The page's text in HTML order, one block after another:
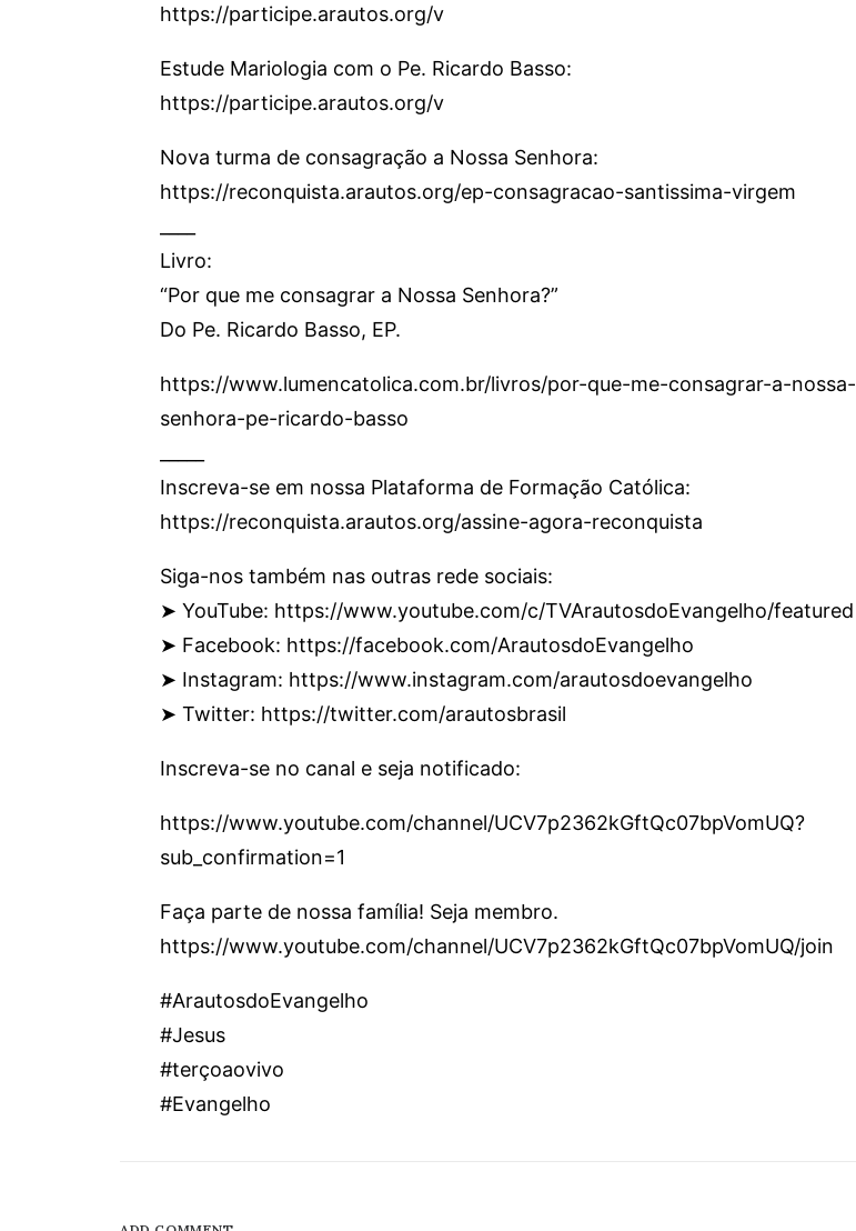
https://participe.arautos.org/v
Estude Mariologia com o Pe. Ricardo Basso:
https://participe.arautos.org/v
Nova turma de consagração a Nossa Senhora:
https://reconquista.arautos.org/ep-consagracao-santissima-virgem
Livro:
“Por que me consagrar a Nossa Senhora?”
Do Pe. Ricardo Basso, EP.
https://www.lumencatolica.com.br/livros/por-que-me-consagrar-a-nossa-
senhora-pe-ricardo-basso
Inscreva-se em nossa Plataforma de Formação Católica:
https://reconquista.arautos.org/assine-agora-reconquista
Siga-nos também nas outras rede sociais:
➤ YouTube: https://www.youtube.com/c/TVArautosdoEvangelho/featured
➤ Facebook: https://facebook.com/ArautosdoEvangelho
➤ Instagram: https://www.instagram.com/arautosdoevangelho
➤ Twitter: https://twitter.com/arautosbrasil
Inscreva-se no canal e seja notificado:
https://www.youtube.com/channel/UCV7p2362kGftQc07bpVomUQ?
sub_confirmation=1
Faça parte de nossa família! Seja membro.
https://www.youtube.com/channel/UCV7p2362kGftQc07bpVomUQ/join
#ArautosdoEvangelho
#Jesus
#terçoaovivo
#Evangelho